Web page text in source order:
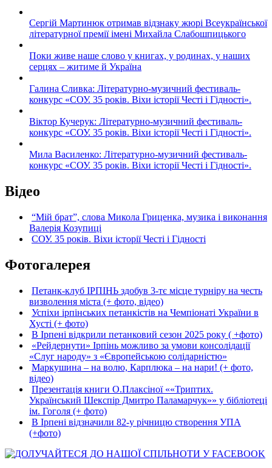
Сергій Мартинюк отримав відзнаку жюрі Всеукраїнської
літературної премії імені Михайла Слабошпицького
Поки живе наше слово у книгах, у родинах, у наших
серцях – житиме й Україна
Галина Сливка: Літературно-музичний фестиваль-
конкурс «СОУ. 35 років. Віхи історії Честі і Гідності».
Віктор Кучерук: Літературно-музичний фестиваль-
конкурс «СОУ. 35 років. Віхи історії Честі і Гідності».
Мила Василенко: Літературно-музичний фестиваль-
конкурс «СОУ. 35 років. Віхи історії Честі і Гідності».
Відео
“Мій брат”, слова Микола Гриценка, музика і виконання
Валерія Козупиці
СОУ. 35 років. Віхи історії Честі і Гідності
Фотогалерея
Петанк-клуб ІРПІНЬ здобув 3-тє місце турніру на честь
визволення міста (+ фото, відео)
Успіхи ірпінських петанкістів на Чемпіонаті України в
Хусті (+ фото)
В Ірпені відкрили петанковий сезон 2025 року ( +фото)
«Рейдернути» Ірпінь можливо за умови консолідації
«Слуг народу» з «Європейською солідарністю»
Маркушина – на волю, Карплюка – на нари! (+ фото,
відео)
Презентація книги О.Плаксіної ««Триптих.
Український Шекспір Дмитро Паламарчук»» у бібліотеці
ім. Гоголя (+ фото)
В Ірпені відзначили 82-у річницю створення УПА
(+фото)